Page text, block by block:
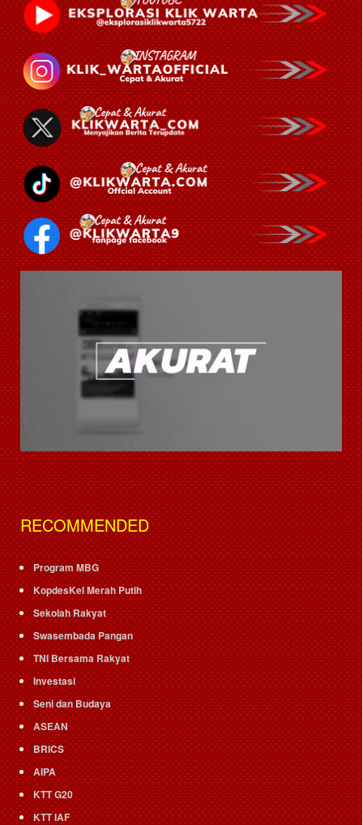
RECOMMENDED
Program MBG
KopdesKel Merah Putih
Sekolah Rakyat
Swasembada Pangan
TNI Bersama Rakyat
Investasi
Seni dan Budaya
ASEAN
BRICS
AIPA
KTT G20
KTT IAF